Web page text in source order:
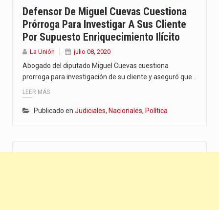
El amanecer de este miércoles se caracteriza por un ambiente…
Defensor De Miguel Cuevas Cuestiona
Prórroga Para Investigar A Sus Cliente
Por Supuesto Enriquecimiento Ilícito
La Unión julio 08, 2020
Abogado del diputado Miguel Cuevas cuestiona
prorroga para investigación de su cliente y aseguró que…
LEER MÁS
Publicado en Judiciales, Nacionales, Política